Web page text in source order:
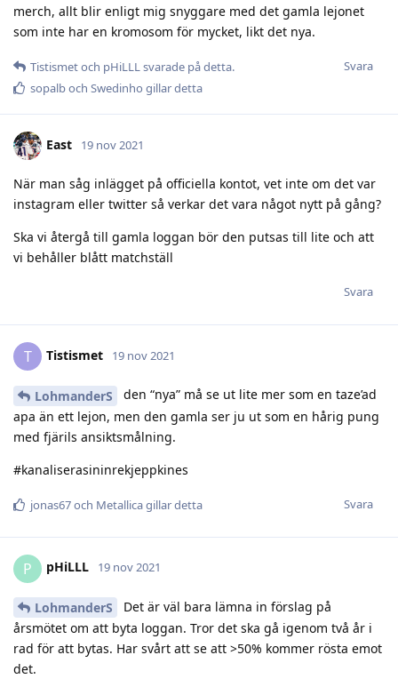
merch, allt blir enligt mig snyggare med det gamla lejonet
som inte har en kromosom för mycket, likt det nya.
Svara
Tistismetoch pHiLLLsvarade på detta.
sopalboch Swedinho gillar detta
East 19 nov 2021
När man såg inlägget på officiella kontot, vet inte om det var
instagram eller twitter så verkar det vara något nytt på gång?
Ska vi återgå till gamla loggan bör den putsas till lite och att
vi behåller blått matchställ
Svara
T Tistismet 19 nov 2021
LohmanderS
den “nya” må se ut lite mer som en taze’ad
apa än ett lejon, men den gamla ser ju ut som en hårig pung
med fjärils ansiktsmålning.
#kanaliserasininrekjeppkines
Svara
jonas67och Metallicagillar detta
P pHiLLL 19 nov 2021
LohmanderS
Det är väl bara lämna in förslag på
årsmötet om att byta loggan. Tror det ska gå igenom två år i
rad för att bytas. Har svårt att se att >50% kommer rösta emot
det.